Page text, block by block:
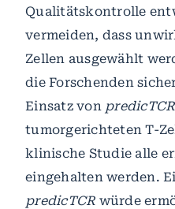
Qualitätskontrolle
vermeiden, dass
Zellen ausgewählt
die Forschenden
Einsatz von predicTCR
tumorgerichteten T-
klinische Studie alle
eingehalten werden.
predicTCR würde